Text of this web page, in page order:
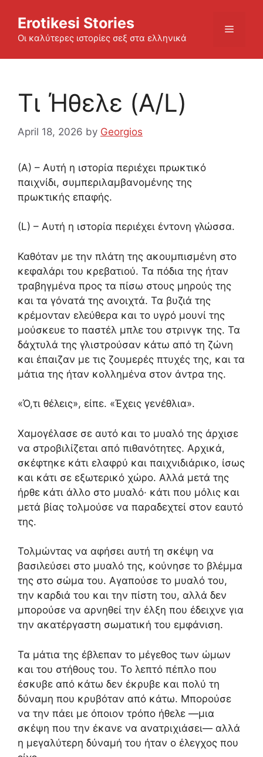
content
Erotikesi Stories
Οι καλύτερες ιστορίες σεξ στα ελληνικά
Menu
Τι Ήθελε (A/L)
April 18, 2026 by Georgios
(Α) – Αυτή η ιστορία περιέχει πρωκτικό
παιχνίδι, συμπεριλαμβανομένης της
πρωκτικής επαφής.
(L) – Αυτή η ιστορία περιέχει έντονη γλώσσα.
Καθόταν με την πλάτη της ακουμπισμένη στο
κεφαλάρι του κρεβατιού. Τα πόδια της ήταν
τραβηγμένα προς τα πίσω στους μηρούς της
και τα γόνατά της ανοιχτά. Τα βυζιά της
κρέμονταν ελεύθερα και το υγρό μουνί της
μούσκευε το παστέλ μπλε του στρινγκ της. Τα
δάχτυλά της γλιστρούσαν κάτω από τη ζώνη
και έπαιζαν με τις ζουμερές πτυχές της, και τα
μάτια της ήταν κολλημένα στον άντρα της.
«Ό,τι θέλεις», είπε. «Έχεις γενέθλια».
Χαμογέλασε σε αυτό και το μυαλό της άρχισε
να στροβιλίζεται από πιθανότητες. Αρχικά,
σκέφτηκε κάτι ελαφρύ και παιχνιδιάρικο, ίσως
και κάτι σε εξωτερικό χώρο. Αλλά μετά της
ήρθε κάτι άλλο στο μυαλό· κάτι που μόλις και
μετά βίας τολμούσε να παραδεχτεί στον εαυτό
της.
Τολμώντας να αφήσει αυτή τη σκέψη να
βασιλεύσει στο μυαλό της, κούνησε το βλέμμα
της στο σώμα του. Αγαπούσε το μυαλό του,
την καρδιά του και την πίστη του, αλλά δεν
μπορούσε να αρνηθεί την έλξη που έδειχνε για
την ακατέργαστη σωματική του εμφάνιση.
Τα μάτια της έβλεπαν το μέγεθος των ώμων
και του στήθους του. Το λεπτό πέπλο που
έσκυβε από κάτω δεν έκρυβε και πολύ τη
δύναμη που κρυβόταν από κάτω. Μπορούσε
να την πάει με όποιον τρόπο ήθελε —μια
σκέψη που την έκανε να ανατριχιάσει— αλλά
η μεγαλύτερη δύναμή του ήταν ο έλεγχος που